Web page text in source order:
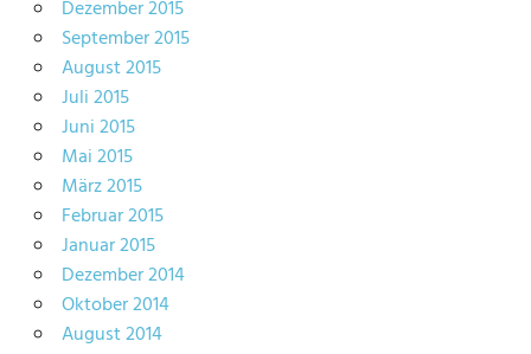
Dezember 2015
September 2015
August 2015
Juli 2015
Juni 2015
Mai 2015
März 2015
Februar 2015
Januar 2015
Dezember 2014
Oktober 2014
August 2014